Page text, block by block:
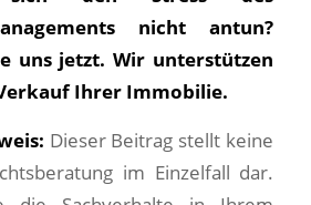
nicht antun?
uns jetzt. Wir unterstützen
Ihrer Immobilie.
Dieser Beitrag stellt keine
im Einzelfall dar.